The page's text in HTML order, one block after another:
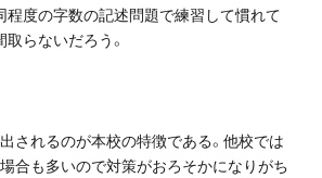
程度の字数の記述問題で練習して慣れて
取らないだろう。
されるのが本校の特徴である。他校では
合も多いので対策がおろそかになりがち